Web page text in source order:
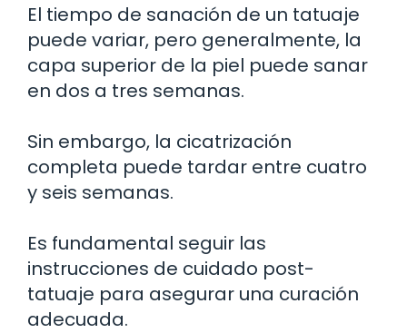
El tiempo de sanación de un tatuaje
puede variar, pero generalmente, la
capa superior de la piel puede sanar
en dos a tres semanas.
Sin embargo, la cicatrización
completa puede tardar entre cuatro
y seis semanas.
Es fundamental seguir las
instrucciones de cuidado post-
tatuaje para asegurar una curación
adecuada.